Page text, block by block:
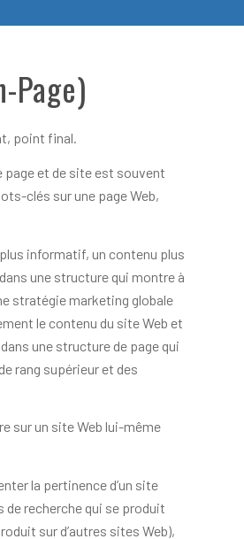
Page)
point final.
page et de site est souvent
clés sur une page Web,
informatif, un contenu plus
une structure qui montre à
stratégie marketing globale
le contenu du site Web et
une structure de page qui
rang supérieur et des
sur un site Web lui-même
la pertinence d’un site
recherche qui se produit
sur d’autres sites Web),